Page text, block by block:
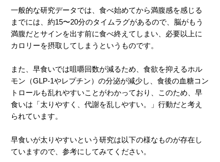
一般的な研究データでは、食べ始めてから満腹感を感じる
までには、約15〜20分のタイムラグがあるので、脳がもう
満腹だとサインを出す前に食べ終えてしまい、必要以上に
カロリーを摂取してしまうというものです。
また、早食いでは咀嚼回数が減るため、食欲を抑えるホル
モン（GLP-1やレプチン）の分泌が減少し、食後の血糖コン
トロールも乱れやすいことがわかっており、このため、早
食いは「太りやすく、代謝を乱しやすい。」行動だと考え
られています。
早食いが太りやすいという研究は以下の様なものが存在し
ていますので、参考にしてみてください。